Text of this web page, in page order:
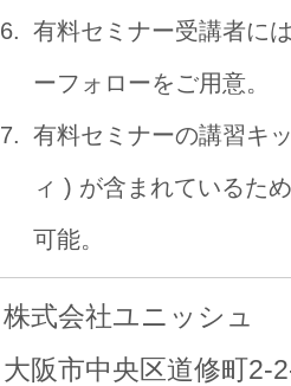
有料セミナー受講者に
ーフォローをご用意。
有料セミナーの講習キ
ィ ) が含まれているた
可能。
株式会社ユニッシュ
大阪市中央区道修町2-